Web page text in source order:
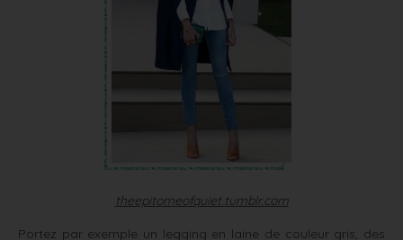
theepitomeofquiet.tumblr.com
Portez par exemple un legging en laine de couleur gris, des